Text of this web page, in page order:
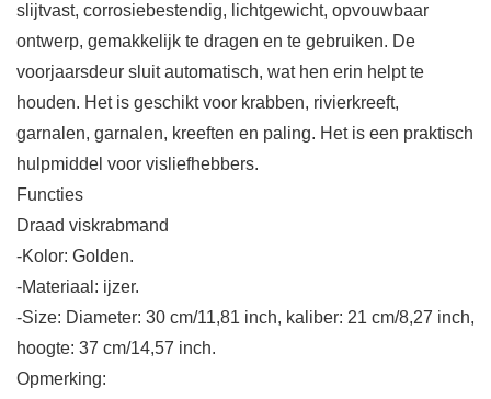
slijtvast, corrosiebestendig, lichtgewicht, opvouwbaar
ontwerp, gemakkelijk te dragen en te gebruiken. De
voorjaarsdeur sluit automatisch, wat hen erin helpt te
houden. Het is geschikt voor krabben, rivierkreeft,
garnalen, garnalen, kreeften en paling. Het is een praktisch
hulpmiddel voor visliefhebbers.
Functies
Draad viskrabmand
-Kolor: Golden.
-Materiaal: ijzer.
-Size: Diameter: 30 cm/11,81 inch, kaliber: 21 cm/8,27 inch,
hoogte: 37 cm/14,57 inch.
Opmerking: